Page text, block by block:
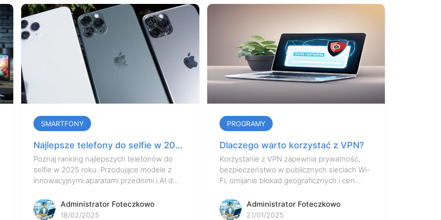
SMARTFONY
Najlepsze telefony do selfie w 2025
roku – ranking aparatów przednich
Poznaj ranking najlepszych telefonów do
selfie w 2025 roku. Przodujące modele z
innowacyjnymi aparatami przednimi i AI d...
Administrator Foteczkowo
18/02/2025
PROGRAMY
Dlaczego warto korzystać z VPN?
Korzystanie z VPN zapewnia prywatność,
bezpieczeństwo w publicznych sieciach Wi-
Fi, omijanie blokad geograficznych i cen...
Administrator Foteczkowo
21/01/2025